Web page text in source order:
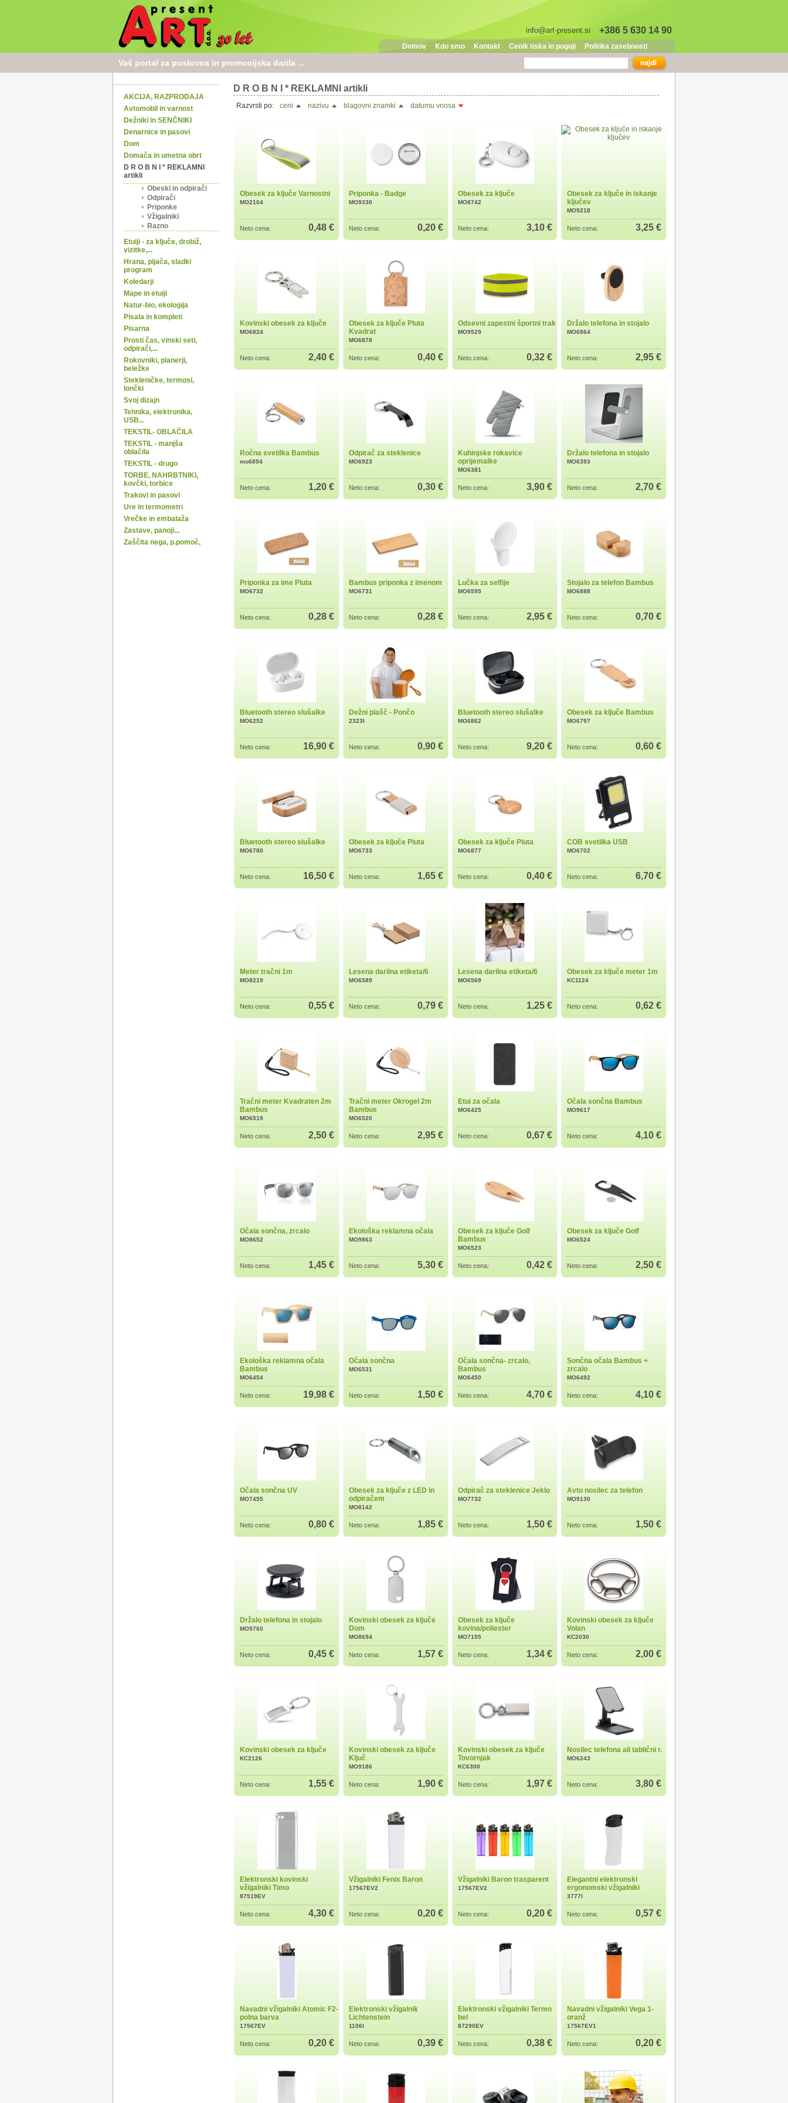
+386 5 630 14 90
info@art-present.si
Domov Kdo smo Kontakt Cenik tiska in pogoji Politika zasebnosti
Vaš portal za poslovna in promocijska darila ...
AKCIJA, RAZPRODAJA
Avtomobil in varnost
Dežniki in SENČNIKI
Denarnice in pasovi
Dom
Domača in umetna obrt
D R O B N I * REKLAMNI
artikli
Obeski in odpirači
Odpirači
Priponke
Vžigalniki
Razno
Etuiji - za ključe, drobiž,
vizitke,...
Hrana, pijača, sladki
program
Koledarji
Mape in etuiji
Natur-bio, ekologija
Pisala in kompleti
Pisarna
Prosti čas, vinski seti,
odpirači,...
Rokovniki, planerji,
beležke
Stekleničke, termosi,
lončki
Svoj dizajn
Tehnika, elektronika,
USB...
TEKSTIL- OBLAČILA
TEKSTIL - manjša
oblačila
TEKSTIL - drugo
TORBE, NAHRBTNIKI,
kovčki, torbice
Trakovi in pasovi
Ure in termometri
Vrečke in embalaža
Zastave, panoji...
Zaščita nega, p.pomoč,
D R O B N I * REKLAMNI artikli
Razvrsti po: ceni nazivu blagovni znamki datumu vnosa
Obesek za ključe Varnostni
MO2104
Neto cena: 0,48 €
Priponka - Badge
MO9330
Neto cena: 0,20 €
Obesek za ključe
MO8742
Neto cena: 3,10 €
Obesek za ključe in iskanje
ključev
MO9218
Neto cena: 3,25 €
Kovinski obesek za ključe
MO6824
Neto cena: 2,40 €
Obesek za ključe Pluta
Kvadrat
MO6878
Neto cena: 0,40 €
Odsevni zapestni športni trak
MO9529
Neto cena: 0,32 €
Držalo telefona in stojalo
MO6864
Neto cena: 2,95 €
Ročna svetilka Bambus
mo6894
Neto cena: 1,20 €
Odpirač za steklenice
MO6923
Neto cena: 0,30 €
Kuhinjske rokavice
oprijemalke
MO6381
Neto cena: 3,90 €
Držalo telefona in stojalo
MO6393
Neto cena: 2,70 €
Priponka za ime Pluta
MO6732
Neto cena: 0,28 €
Bambus priponka z imenom
MO6731
Neto cena: 0,28 €
Lučka za selfije
MO6595
Neto cena: 2,95 €
Stojalo za telefon Bambus
MO6888
Neto cena: 0,70 €
Bluetooth stereo slušalke
MO6252
Neto cena: 16,90 €
Dežni plašč - Pončo
2323I
Neto cena: 0,90 €
Bluetooth stereo slušalke
MO6862
Neto cena: 9,20 €
Obesek za ključe Bambus
MO6797
Neto cena: 0,60 €
Bluetooth stereo slušalke
MO6780
Neto cena: 16,50 €
Obesek za ključe Pluta
MO6733
Neto cena: 1,65 €
Obesek za ključe Pluta
MO6877
Neto cena: 0,40 €
COB svetilka USB
MO6702
Neto cena: 6,70 €
Meter tračni 1m
MO8219
Neto cena: 0,55 €
Lesena darilna etiketa/6
MO6589
Neto cena: 0,79 €
Lesena darilna etiketa/6
MO6569
Neto cena: 1,25 €
Obesek za ključe meter 1m
KC1124
Neto cena: 0,62 €
Tračni meter Kvadraten 2m
Bambus
MO6519
Neto cena: 2,50 €
Tračni meter Okrogel 2m
Bambus
MO6520
Neto cena: 2,95 €
Etui za očala
MO6425
Neto cena: 0,67 €
Očala sončna Bambus
MO9617
Neto cena: 4,10 €
Očala sončna, zrcalo
MO8652
Neto cena: 1,45 €
Ekološka reklamna očala
MO9863
Neto cena: 5,30 €
Obesek za ključe Golf
Bambus
MO6523
Neto cena: 0,42 €
Obesek za ključe Golf
MO6524
Neto cena: 2,50 €
Ekološka reklamna očala
Bambus
MO6454
Neto cena: 19,98 €
Očala sončna
MO6531
Neto cena: 1,50 €
Očala sončna- zrcalo,
Bambus
MO6450
Neto cena: 4,70 €
Sončna očala Bambus +
zrcalo
MO6492
Neto cena: 4,10 €
Očala sončna UV
MO7455
Neto cena: 0,80 €
Obesek za ključe z LED in
odpiračem
MO8142
Neto cena: 1,85 €
Odpirač za steklenice Jeklo
MO7732
Neto cena: 1,50 €
Avto nosilec za telefon
MO9130
Neto cena: 1,50 €
Držalo telefona in stojalo
MO9760
Neto cena: 0,45 €
Kovinski obesek za ključe
Dom
MO8694
Neto cena: 1,57 €
Obesek za ključe
kovina/poliester
MO7155
Neto cena: 1,34 €
Kovinski obesek za ključe
Volan
KC2030
Neto cena: 2,00 €
Kovinski obesek za ključe
KC2126
Neto cena: 1,55 €
Kovinski obesek za ključe
Ključ
MO9186
Neto cena: 1,90 €
Kovinski obesek za ključe
Tovornjak
KC6300
Neto cena: 1,97 €
Nosilec telefona ali tablični r.
MO6243
Neto cena: 3,80 €
Elektronski kovinski
vžigalniki Timo
87519EV
Neto cena: 4,30 €
Vžigalniki Fenix Baron
17567EV2
Neto cena: 0,20 €
Vžigalniki Baron trasparent
17567EV2
Neto cena: 0,20 €
Elegantni elektronski
ergonomski vžigalniki
3777I
Neto cena: 0,57 €
Navadni vžigalniki Atomic F2-
polna barva
17567EV
Neto cena: 0,20 €
Elektronski vžigalnik
Lichtenstein
1106I
Neto cena: 0,39 €
Elektronski vžigalniki Termo
bel
87290EV
Neto cena: 0,38 €
Navadni vžigalniki Vega 1-
oranž
17567EV1
Neto cena: 0,20 €